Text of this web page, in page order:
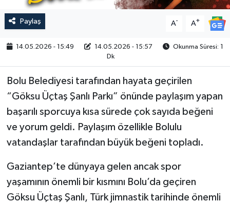
Paylaş A- A+
14.05.2026 - 15:49 14.05.2026 - 15:57
Okunma Süresi: 1
Dk
Bolu Belediyesi tarafından hayata geçirilen
“Göksu Üçtaş Şanlı Parkı” önünde paylaşım yapan
başarılı sporcuya kısa sürede çok sayıda beğeni
ve yorum geldi. Paylaşım özellikle Bolulu
vatandaşlar tarafından büyük beğeni topladı.
Gaziantep’te dünyaya gelen ancak spor
yaşamının önemli bir kısmını Bolu’da geçiren
Göksu Üçtaş Şanlı, Türk jimnastik tarihinde önemli